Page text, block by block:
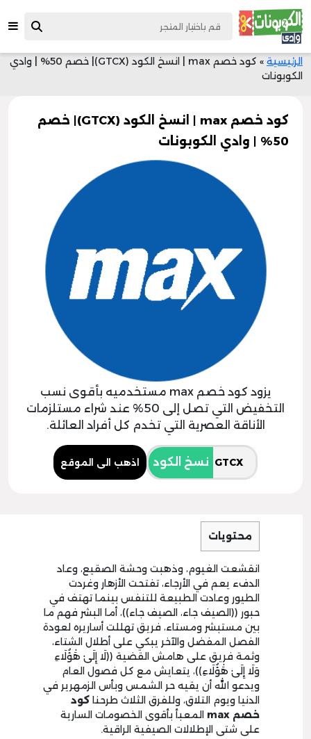
الرئيسية »
كود خصم max | انسخ الكود (GTCX)| خصم 50% | وادي
الكوبونات
كود خصم max | انسخ الكود (GTCX)| خصم
50% | وادي الكوبونات
يزود كود خصم max مستخدميه بأقوى نسب
التخفيض التي تصل إلى 50% عند شراء مستلزمات
الأناقة العصرية التي تخدم كل أفراد العائلة.
نسخ الكود اذهب الى الموقع
محتويات
انقشعت الغيوم، وذهبت وحشة الصقيع، وعاد
الدفء يعم في الأرجاء، تفتحت الأزهار وغردت
الطيور وعادت الطبيعة للتنفس بينما تهتف في
حبور ((الصيف جاء، الصيف جاء))، أما البشر فهم ما
بين مستبشر ومستاء، فريق تهللت أساريره لعودة
الفصل المفضل والآخر يبكي على أطلال الشتاء،
وثمة فريق على هامش القضية ((لَا إِلَىٰ هَٰؤُلَاءِ
وَلَا إِلَىٰ هَٰؤُلَاءِ))، يتعايش مع كل فصول العام
ويدعو الله أن يقيه حر الشمس وبأس الزمهرير في
الدنيا ويوم التلاق، وللفرق الثلاث طرحنا كود
خصم max المعبأ بأقوى الخصومات السارية
على شتى الإطلالات الصيفية الراقية.